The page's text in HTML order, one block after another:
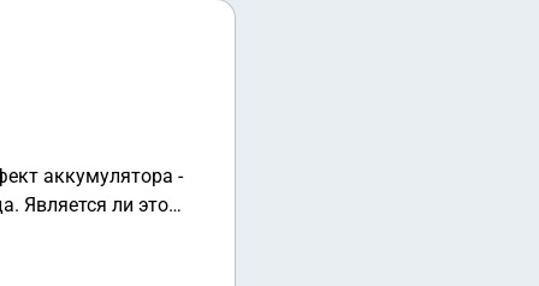
аккумулятора -
Является ли это
не сказал